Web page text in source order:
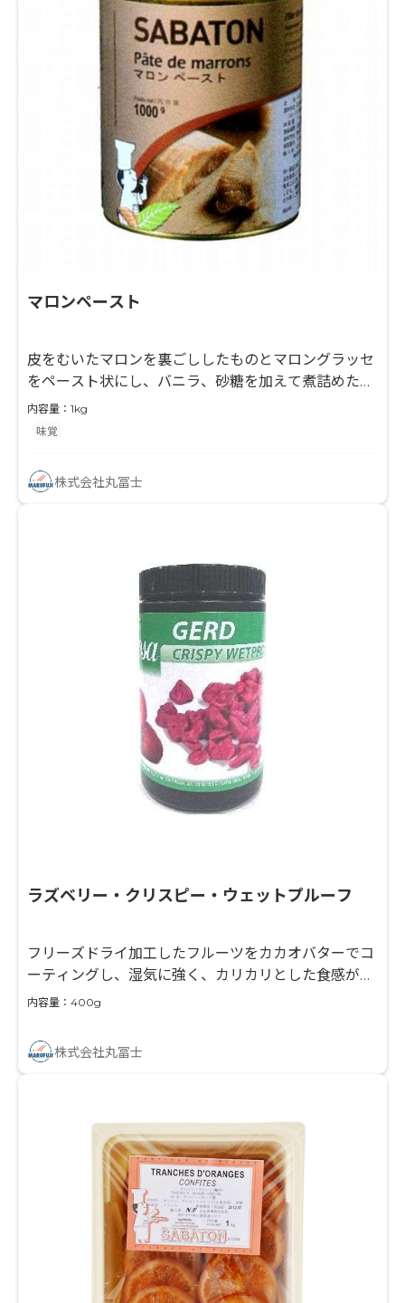
マロンペースト
皮をむいたマロンを裏ごししたものとマロングラッセ
をペースト状にし、バニラ、砂糖を加えて煮詰めた製
品
内容量：1kg
味覚
株式会社丸冨士
ラズベリー・クリスピー・ウェットプルーフ
フリーズドライ加工したフルーツをカカオバターでコ
ーティングし、湿気に強く、カリカリとした食感が特
徴のフリーズドライ加工品です。
内容量：400g
株式会社丸冨士